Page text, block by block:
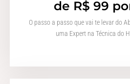
de R$ 99
O passo a passo que vai te levar do
uma Expert na Técnica do